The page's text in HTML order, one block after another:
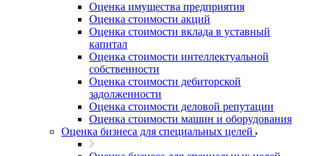
Оценка имущества предприятия
Оценка стоимости акций
Оценка стоимости вклада в уставный
капитал
Оценка стоимости интеллектуальной
собственности
Оценка стоимости дебиторской
задолженности
Оценка стоимости деловой репутации
Оценка стоимости машин и оборудования
Оценка бизнеса для специальных целей